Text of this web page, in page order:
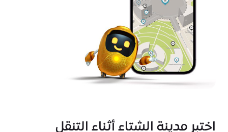
اختبر مدينة الشتاء أثناء التنقل